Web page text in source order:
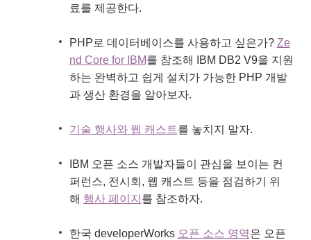
료를 제공한다.
PHP로 데이터베이스를 사용하고 싶은가? Ze
nd Core for IBM를 참조해 IBM DB2 V9을 지원
하는 완벽하고 쉽게 설치가 가능한 PHP 개발
과 생산 환경을 알아보자.
기술 행사와 웹 캐스트 를 놓치지 말자.
IBM 오픈 소스 개발자들이 관심을 보이는 컨
퍼런스, 전시회, 웹 캐스트 등을 점검하기 위
해 행사 페이지 를 참조하자.
한국 developerWorks 오픈 소스 영역은 오픈